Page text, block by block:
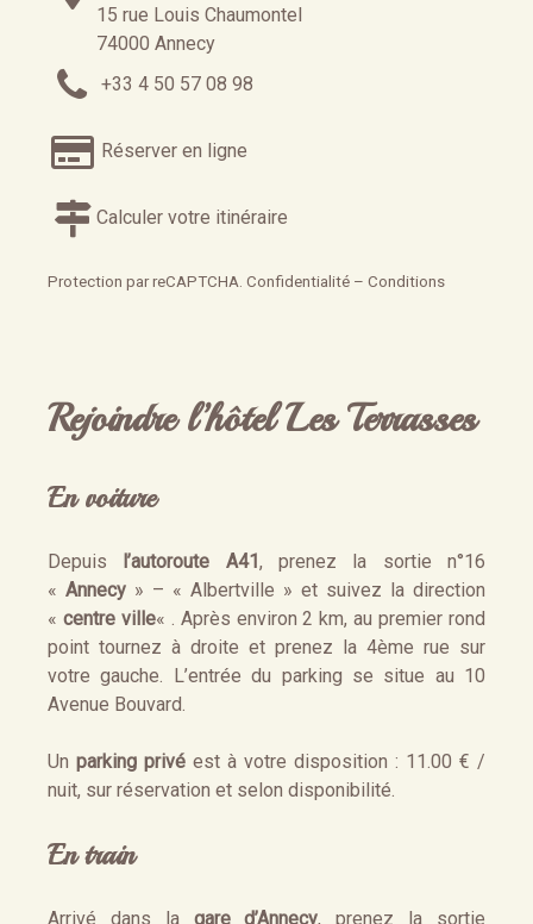
15 rue Louis Chaumontel
74000 Annecy
+33 4 50 57 08 98
Réserver en ligne
Calculer votre itinéraire
Protection par reCAPTCHA. Confidentialité – Conditions
Rejoindre l’hôtel Les Terrasses
En voiture
Depuis l’autoroute A41, prenez la sortie n°16
« Annecy » – « Albertville » et suivez la direction
« centre ville« . Après environ 2 km, au premier rond
point tournez à droite et prenez la 4ème rue sur
votre gauche. L’entrée du parking se situe au 10
Avenue Bouvard.
Un parking privé est à votre disposition : 11.00 € /
nuit, sur réservation et selon disponibilité.
En train
Arrivé dans la gare d’Annecy, prenez la sortie